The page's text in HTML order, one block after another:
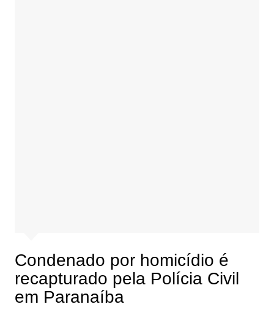
Condenado por homicídio é
recapturado pela Polícia Civil
em Paranaíba